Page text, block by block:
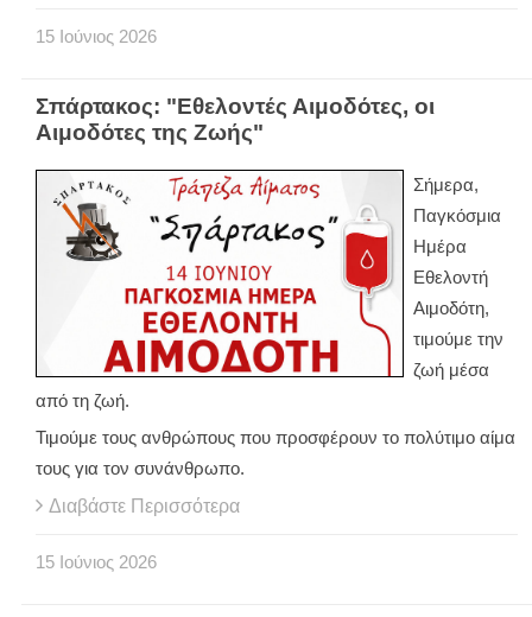
15 Ιούνιος 2026
Σπάρτακος: "Εθελοντές Αιμοδότες, οι
Αιμοδότες της Ζωής"
Σήμερα,
Παγκόσμια
Ημέρα
Εθελοντή
Αιμοδότη,
τιμούμε την
ζωή μέσα
από τη ζωή.
Τιμούμε τους ανθρώπους που προσφέρουν το πολύτιμο αίμα
τους για τον συνάνθρωπο.
Διαβάστε Περισσότερα
15 Ιούνιος 2026